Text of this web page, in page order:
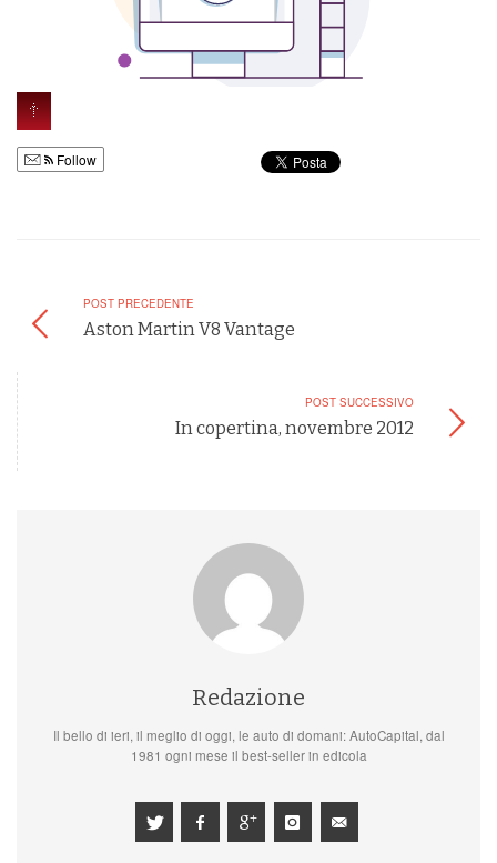
Follow
POST PRECEDENTE
Aston Martin V8 Vantage
POST SUCCESSIVO
In copertina, novembre 2012
Redazione
Il bello di ieri, il meglio di oggi, le auto di domani: AutoCapital, dal
1981 ogni mese il best-seller in edicola